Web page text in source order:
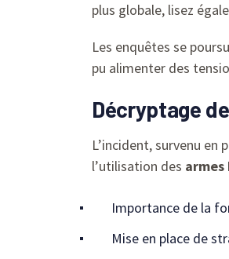
plus globale, lisez
Les enquêtes se
pu alimenter des
Décryptage
L’incident, survenu
l’utilisation des armes
Importance de la
Mise en place de